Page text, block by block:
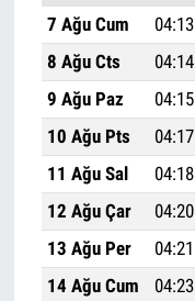
7 Ağu Cum
04:13
8 Ağu Cts
04:14
9 Ağu Paz
04:15
10 Ağu Pts
04:17
11 Ağu Sal
04:18
12 Ağu Çar
04:20
13 Ağu Per
04:21
14 Ağu Cum
04:23